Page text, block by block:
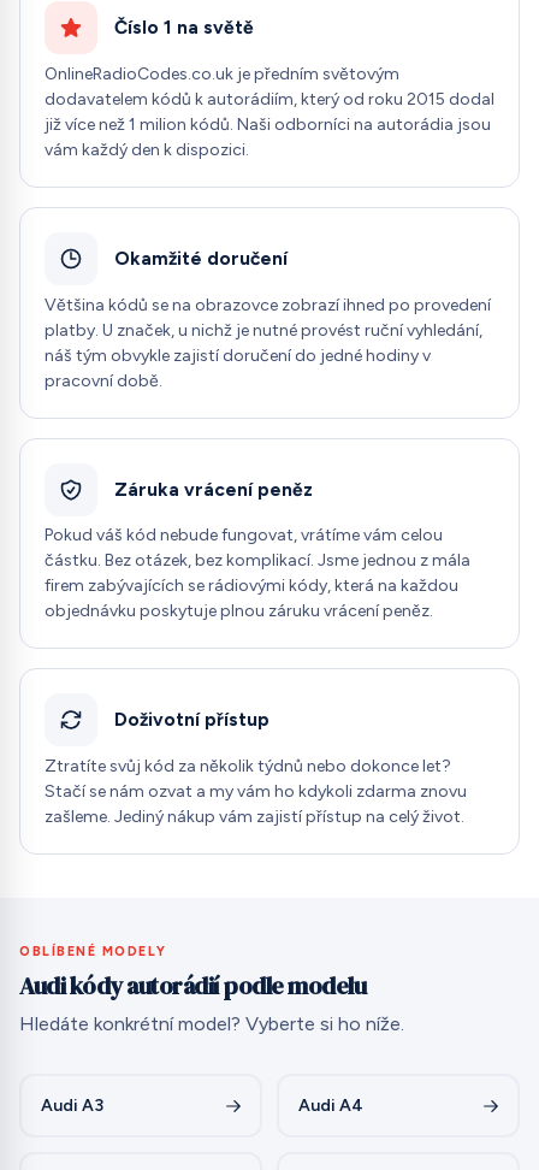
Číslo 1 na světě
OnlineRadioCodes.co.uk je předním světovým
dodavatelem kódů k autorádiím, který od roku 2015 dodal
již více než 1 milion kódů. Naši odborníci na autorádia jsou
vám každý den k dispozici.
Okamžité doručení
Většina kódů se na obrazovce zobrazí ihned po provedení
platby. U značek, u nichž je nutné provést ruční vyhledání,
náš tým obvykle zajistí doručení do jedné hodiny v
pracovní době.
Záruka vrácení peněz
Pokud váš kód nebude fungovat, vrátíme vám celou
částku. Bez otázek, bez komplikací. Jsme jednou z mála
firem zabývajících se rádiovými kódy, která na každou
objednávku poskytuje plnou záruku vrácení peněz.
Doživotní přístup
Ztratíte svůj kód za několik týdnů nebo dokonce let?
Stačí se nám ozvat a my vám ho kdykoli zdarma znovu
zašleme. Jediný nákup vám zajistí přístup na celý život.
OBLÍBENÉ MODELY
Audi kódy autorádií podle modelu
Hledáte konkrétní model? Vyberte si ho níže.
Audi A3 Audi A4